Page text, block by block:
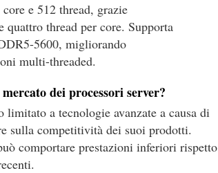
e 512 thread, grazie
thread per core. Supporta
5600, migliorando
multi-threaded.
dei processori server?
limitato a tecnologie avanzate a causa di
sulla competitività dei suoi prodotti.
comportare prestazioni inferiori rispetto